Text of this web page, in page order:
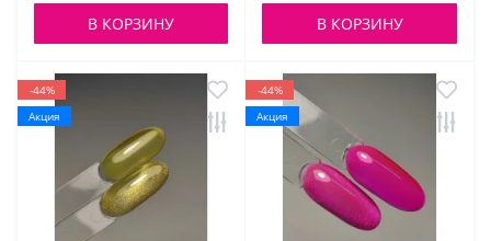
В КОРЗИНУ В КОРЗИНУ
-44%
Акция
-44%
Акция